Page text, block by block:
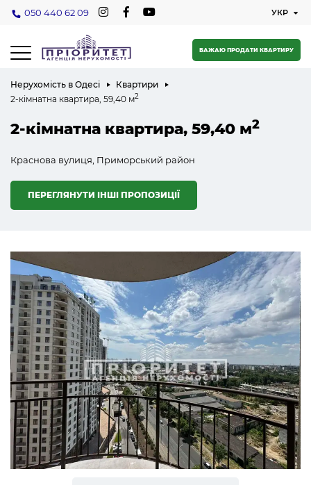
050 440 62 09
БАЖАЮ ПРОДАТИ КВАРТИРУ
Нерухомість в Одесі
Квартири
2-кімнатна квартира, 59,40 м2
2-кімнатна квартира, 59,40 м2
Краснова вулиця, Приморський район
ПЕРЕГЛЯНУТИ ІНШІ ПРОПОЗИЦІЇ